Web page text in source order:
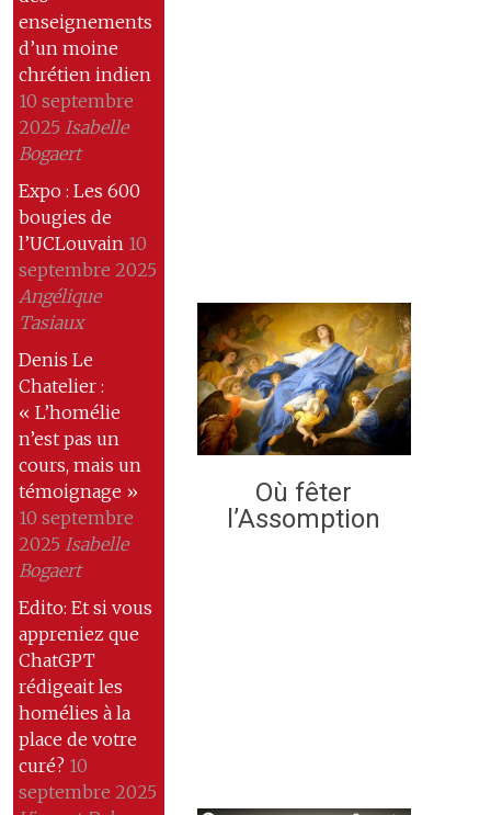
enseignements
d’un moine
chrétien indien
10 septembre
2025 Isabelle
Bogaert
Expo : Les 600
bougies de
l’UCLouvain 10
septembre 2025
Angélique
Tasiaux
Denis Le
Chatelier :
« L’homélie
n’est pas un
cours, mais un
témoignage »
10 septembre
2025 Isabelle
Bogaert
Edito: Et si vous
appreniez que
ChatGPT
rédigeait les
homélies à la
place de votre
curé? 10
septembre 2025
Où fêter
l’Assomption